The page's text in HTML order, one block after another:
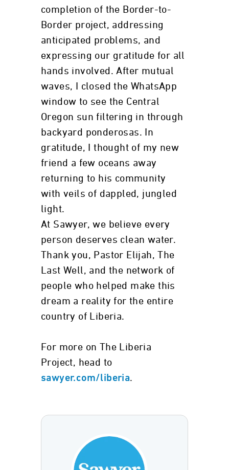
completion of the Border-to-
Border project, addressing
anticipated problems, and
expressing our gratitude for all
hands involved. After mutual
waves, I closed the WhatsApp
window to see the Central
Oregon sun filtering in through
backyard ponderosas. In
gratitude, I thought of my new
friend a few oceans away
returning to his community
with veils of dappled, jungled
light.
At Sawyer, we believe every
person deserves clean water.
Thank you, Pastor Elijah, The
Last Well, and the network of
people who helped make this
dream a reality for the entire
country of Liberia.
For more on The Liberia
Project, head to
sawyer.com/liberia.